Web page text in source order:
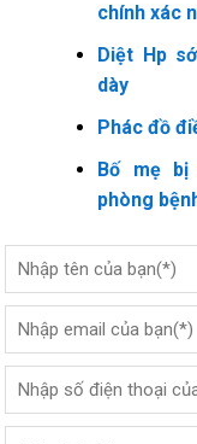
chính xác
Diệt Hp
dày
Phác đồ
Bố mẹ bị
phòng